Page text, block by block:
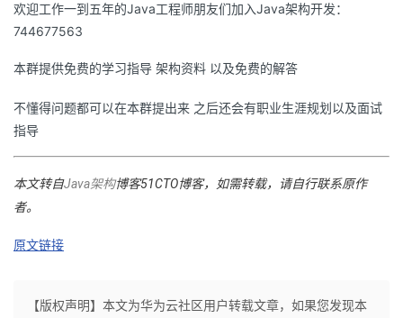
欢迎工作一到五年的Java工程师朋友们加入Java架构开发：
744677563
本群提供免费的学习指导 架构资料 以及免费的解答
不懂得问题都可以在本群提出来 之后还会有职业生涯规划以及面试
指导
本文转自Java架构博客51CTO博客，如需转载，请自行联系原作
者。
原文链接
【版权声明】本文为华为云社区用户转载文章，如果您发现本